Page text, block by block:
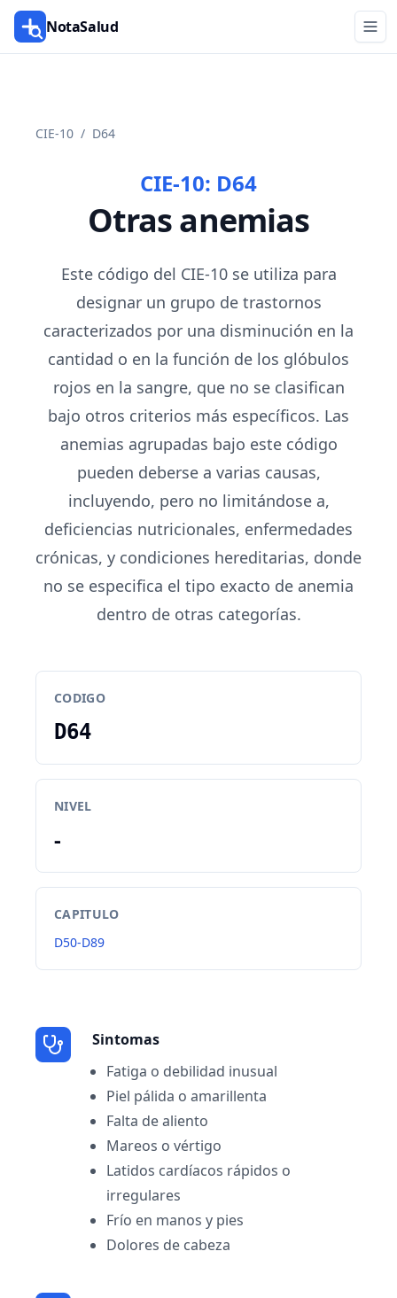
NotaSalud
CIE-10 / D64
CIE-10: D64
Otras anemias
Este código del CIE-10 se utiliza para
designar un grupo de trastornos
caracterizados por una disminución en la
cantidad o en la función de los glóbulos
rojos en la sangre, que no se clasifican
bajo otros criterios más específicos. Las
anemias agrupadas bajo este código
pueden deberse a varias causas,
incluyendo, pero no limitándose a,
deficiencias nutricionales, enfermedades
crónicas, y condiciones hereditarias, donde
no se especifica el tipo exacto de anemia
dentro de otras categorías.
CODIGO
D64
NIVEL
-
CAPITULO
D50-D89
Sintomas
Fatiga o debilidad inusual
Piel pálida o amarillenta
Falta de aliento
Mareos o vértigo
Latidos cardíacos rápidos o
irregulares
Frío en manos y pies
Dolores de cabeza